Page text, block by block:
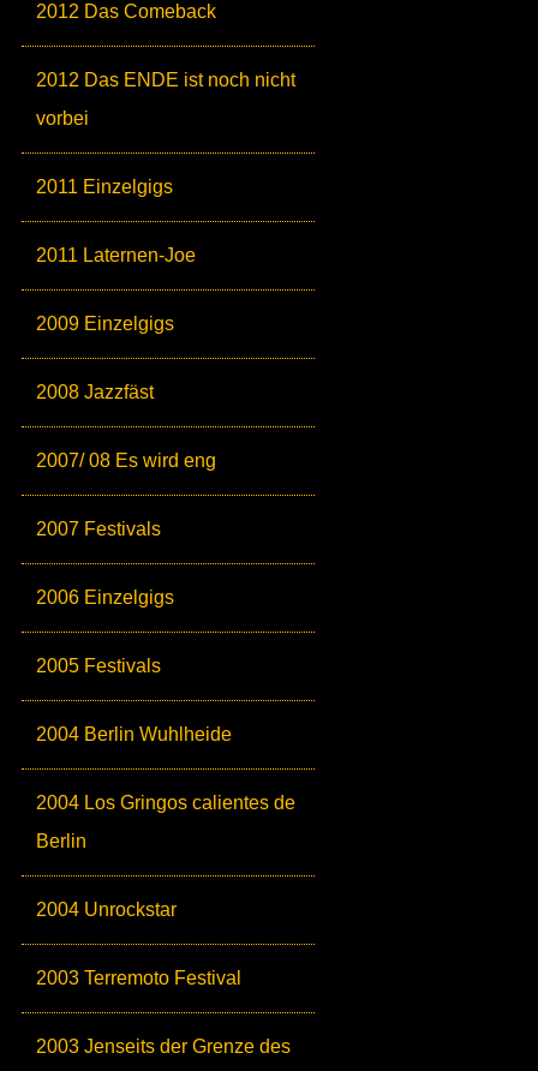
2012 Das Comeback
2012 Das ENDE ist noch nicht
vorbei
2011 Einzelgigs
2011 Laternen-Joe
2009 Einzelgigs
2008 Jazzfäst
2007/ 08 Es wird eng
2007 Festivals
2006 Einzelgigs
2005 Festivals
2004 Berlin Wuhlheide
2004 Los Gringos calientes de
Berlin
2004 Unrockstar
2003 Terremoto Festival
2003 Jenseits der Grenze des